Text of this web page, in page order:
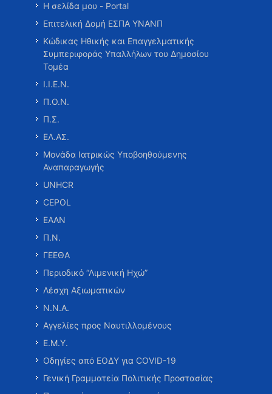
Η σελίδα μου - Portal
Επιτελική Δομή ΕΣΠΑ ΥΝΑΝΠ
Κώδικας Ηθικής και Επαγγελματικής
Συμπεριφοράς Υπαλλήλων του Δημοσίου
Τομέα
Ι.Ι.Ε.Ν.
Π.Ο.Ν.
Π.Σ.
ΕΛ.ΑΣ.
Μονάδα Ιατρικώς Υποβοηθούμενης
Αναπαραγωγής
UNHCR
CEPOL
ΕΑΑΝ
Π.Ν.
ΓΕΕΘΑ
Περιοδικό “Λιμενική Ηχώ”
Λέσχη Αξιωματικών
Ν.Ν.Α.
Αγγελίες προς Ναυτιλλομένους
Ε.Μ.Υ.
Οδηγίες από ΕΟΔΥ για COVID-19
Γενική Γραμματεία Πολιτικής Προστασίας